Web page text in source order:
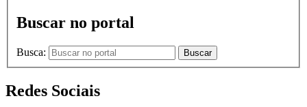
Buscar no portal
Busca: Buscar
Redes Sociais